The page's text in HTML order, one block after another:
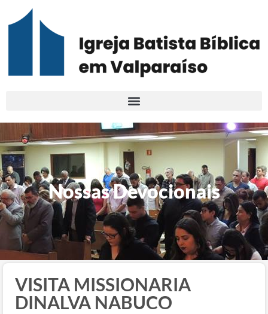
Nossas Devocionais
VISITA MISSIONARIA
DINALVA NABUCO